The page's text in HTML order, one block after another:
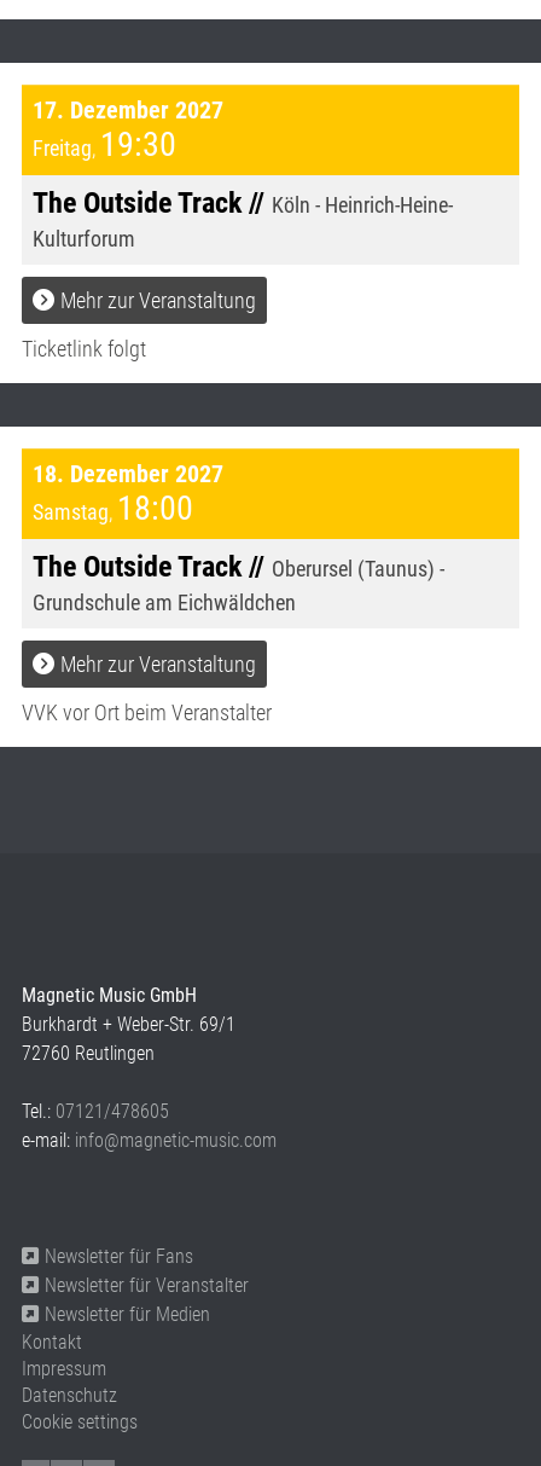
17. Dezember 2027
Freitag, 19:30
The Outside Track // Köln - Heinrich-Heine-
Kulturforum
Mehr zur Veranstaltung
Ticketlink folgt
18. Dezember 2027
Samstag, 18:00
The Outside Track // Oberursel (Taunus) -
Grundschule am Eichwäldchen
Mehr zur Veranstaltung
VVK vor Ort beim Veranstalter
Magnetic Music GmbH
Burkhardt + Weber-Str. 69/1
72760 Reutlingen
Tel.: 07121/478605
e-mail: info@magnetic-music.com
Newsletter für Fans
Newsletter für Veranstalter
Newsletter für Medien
Kontakt
Impressum
Datenschutz
Cookie settings